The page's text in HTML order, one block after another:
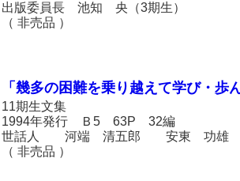
出版委員長 池知 央（3期生）
（ 非売品 ）
「幾多の困難を乗り越えて学び・歩
11期生文集
1994年発行 Ｂ5 63P 32編
世話人 河端 清五郎 安東 功雄
（ 非売品 ）